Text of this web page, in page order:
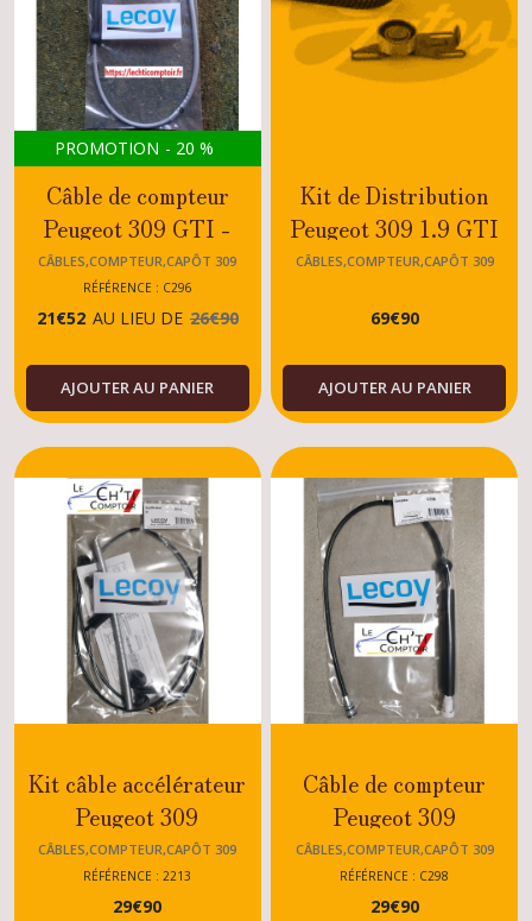
PROMOTION - 20 %
Câble de compteur
Peugeot 309 GTI -
GTI16
CÂBLES,COMPTEUR,CAPÔT 309
RÉFÉRENCE : C296
21€52 AU LIEU DE 26€90
AJOUTER AU PANIER
Kit de Distribution
Peugeot 309 1.9 GTI
jusque 01.1992
CÂBLES,COMPTEUR,CAPÔT 309
69€90
AJOUTER AU PANIER
Kit câble accélérateur
Peugeot 309
GTI/GTI16/SRDT/GT/XS/TOUS
TYPES 309
CÂBLES,COMPTEUR,CAPÔT 309
RÉFÉRENCE : 2213
29€90
Câble de compteur
Peugeot 309
XS/GT/SRTDT Avant
07/1987
CÂBLES,COMPTEUR,CAPÔT 309
RÉFÉRENCE : C298
29€90